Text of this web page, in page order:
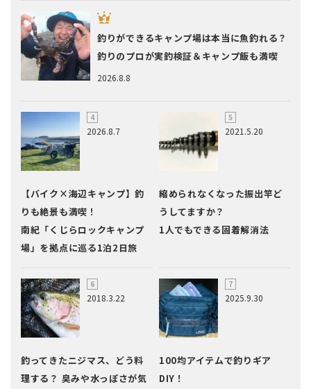
2026.8.8
釣りができるキャンプ場は本当に魚釣れる？
釣りのプロが実釣検証＆キャンプ飯も満喫
2026.8.7
【バイク×海辺キャンプ】釣
りも絶景も満喫！
南紀「くじらロックキャンプ
場」を拠点に巡る1泊2日旅
2021.5.20
縮められなくなった振出竿ど
うしてますか？
1人でもできる固着解消法
2018.3.22
釣ってきたニジマス、どう料
理する？ 臭みや水っぽさが気
2025.9.30
100均アイテムで釣りギア
DIY！